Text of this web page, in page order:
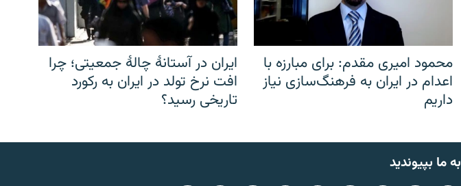
محمود امیری مقدم: برای مبارزه با
اعدام در ایران به فرهنگ‌سازی نیاز
داریم
ایران در آستانهٔ چالهٔ جمعیتی؛ چرا
افت نرخ تولد در ایران به رکورد
تاریخی رسید؟
به ما بپیوندید